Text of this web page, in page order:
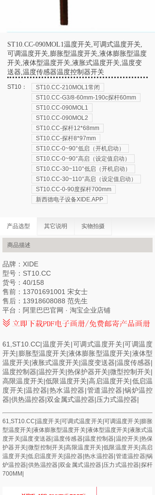
ST10.CC-090MOL1温度开关,可调式温度开关,
可调温度开关,膨胀型温度开关,液体膨胀型温度
开关,液体型温度开关,液胀式温度开关,温度变
送器,温度传感器温度控制器开关
ST10：
ST10.CC-210MOL1常闭
ST10.CC-G3/8-60mm-190c探杆60mm
ST10.CC-090MOL1
ST10.CC-090MOL2
ST10.CC-探杆12*68mm
ST10.CC-探杆8*97mm
ST10.CC-0~90°低启（开机启动）
ST10.CC-0~90°高启（设定值启动）
ST10.CC-30~110°低启（开机启动）
ST10.CC-30~110°高启（设定值启动）
ST10.CC-0-90度探杆700mm
新西德电子设备XIDE.APP
产品选型 其它说明 实物拍摄
商品描述
品牌：XIDE
型号：ST10.CC
货号：40/158
售前：13701691001 宋女士
售后：13918608088 范先生
平台： 阿里巴巴官网 · 淘宝企业店铺
61,ST10.CC|温度开关|可调式温度开关|可调温度
开关|膨胀型温度开关|液体膨胀型温度开关|液体型
温度开关|液胀式温度开关|温度变送器|温度传感器|
温度控制器|温控开关|热保护器开关|微型控制开关|
高限温度开关|低限温度开关|高启温度开关|低启温
度开关|温控器|热水温控器|管道温控器|锅炉温控
器|供热温控器|双金属式温控器|压力式温控器|
61,ST10.CC|温度开关|可调式温度开关|可调温度开关|膨胀
型温度开关|液体膨胀型温度开关|液体型温度开关|液胀式温
度开关|温度变送器|温度传感器|温度控制器|温控开关|热保
护器开关|微型控制开关|高限温度开关|低限温度开关|高启
温度开关|低启温度开关|温控器|热水温控器|管道温控器|锅
炉温控器|供热温控器|双金属式温控器|压力式温控器|探杆
700MM|